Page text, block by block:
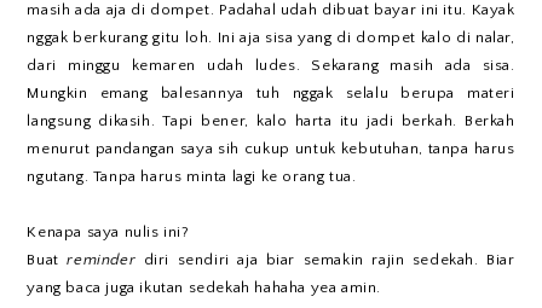
masih ada aja di dompet. Padahal udah dibuat bayar ini itu. Kayak
nggak berkurang gitu loh. Ini aja sisa yang di dompet kalo di nalar,
dari minggu kemaren udah ludes. Sekarang masih ada sisa.
Mungkin emang balesannya tuh nggak selalu berupa materi
langsung dikasih. Tapi bener, kalo harta itu jadi berkah. Berkah
menurut pandangan saya sih cukup untuk kebutuhan, tanpa harus
ngutang. Tanpa harus minta lagi ke orang tua.
Kenapa saya nulis ini?
Buatreminder diri sendiri aja biar semakin rajin sedekah. Biar
yang baca juga ikutan sedekah hahaha yea amin.